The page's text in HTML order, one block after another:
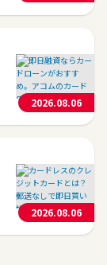
2026.08.06
2026.08.06